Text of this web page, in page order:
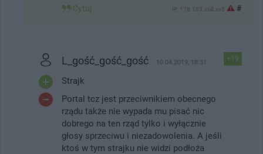
Cytuj IP: 178.183.xx4.xx5 #
+19
L_gość_gość_gość 10.04.2019, 18:31
Strajk
Portal tcz jest przeciwnikiem obecnego
rządu także nie wypada mu pisać nic
dobrego na ten rząd tylko i wyłącznie
głosy sprzeciwu i niezadowolenia. A jeśli
ktoś w tym strajku nie widzi podłoża